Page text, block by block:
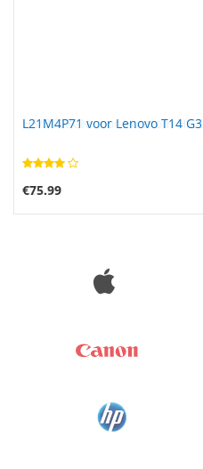
L21M4P71 voor Lenovo T14 G3
€75.99